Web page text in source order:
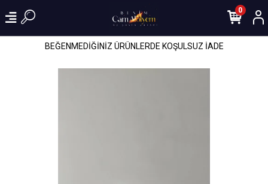
BEĞENMEDİĞİNİZ ÜRÜNLERDE KOŞULSUZ İADE
0